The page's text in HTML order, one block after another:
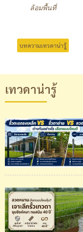
ล้อมพื้นที่
บทความเทวดาน่ารู้
เทวดาน่ารู้